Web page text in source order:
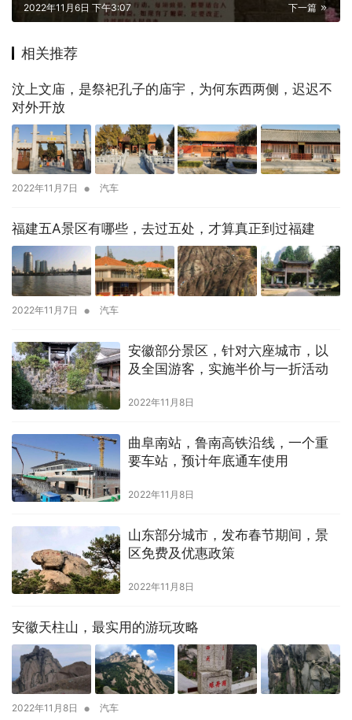
下一篇
2022年11月6日 下午3:07
相关推荐
汶上文庙，是祭祀孔子的庙宇，为何东西两侧，迟迟不
对外开放
2022年11月7日 • 汽车
福建五A景区有哪些，去过五处，才算真正到过福建
2022年11月7日 • 汽车
安徽部分景区，针对六座城市，以
及全国游客，实施半价与一折活动
2022年11月8日
曲阜南站，鲁南高铁沿线，一个重
要车站，预计年底通车使用
2022年11月8日
山东部分城市，发布春节期间，景
区免费及优惠政策
2022年11月8日
安徽天柱山，最实用的游玩攻略
2022年11月8日 • 汽车